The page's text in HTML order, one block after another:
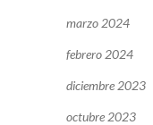
marzo 2024
febrero 2024
diciembre 2023
octubre 2023